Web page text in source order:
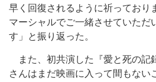
早く回復されるように祈っており
マーシャルでご一緒させていただ
す」と振り返った。
また、初共演した『愛と死の記
さんはまだ映画に入って間もない